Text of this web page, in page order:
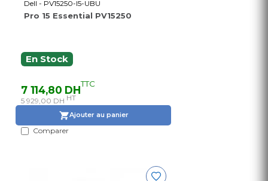
Dell - PV15250-I5-UBU
Pro 15 Essential PV15250
En Stock
7 114,80 DHTTC
5 929,00 DH HT
Ajouter au panier
Comparer